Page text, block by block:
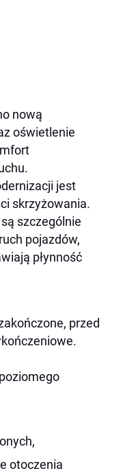
nową
oświetlenie
jest
skrzyżowania.
szczególnie
pojazdów,
płynność
przed
otoczenia